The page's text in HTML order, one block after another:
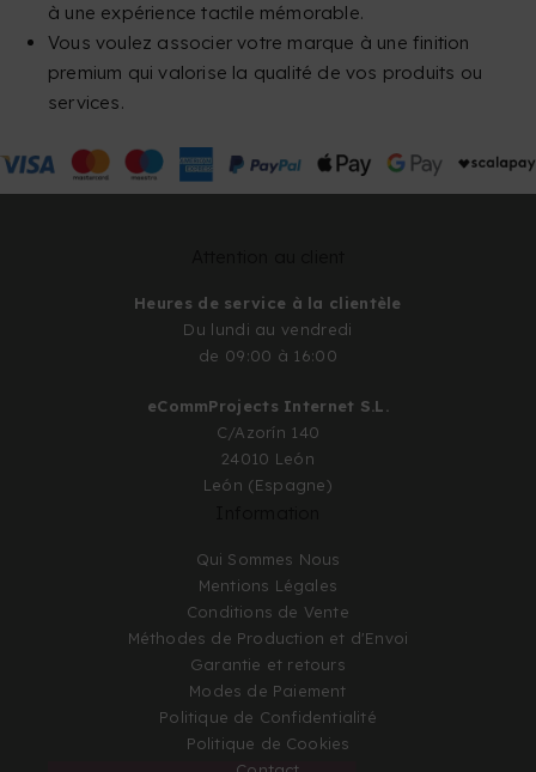
à une expérience tactile mémorable.
Vous voulez associer votre marque à une finition
premium qui valorise la qualité de vos produits ou
services.
Heures de service à la clientèle
Du lundi au vendredi
de 09:00 à 16:00
eCommProjects Internet S.L.
C/Azorín 140
24010 León
León (Espagne)
Qui Sommes Nous
Mentions Légales
Conditions de Vente
Méthodes de Production et d'Envoi
Garantie et retours
Modes de Paiement
Politique de Confidentialité
Politique de Cookies